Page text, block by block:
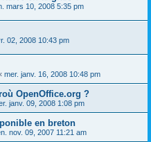
mars 10, 2008 5:35 pm
02, 2008 10:43 pm
mer. janv. 16, 2008 10:48 pm
OpenOffice.org ?
janv. 09, 2008 1:08 pm
en breton
nov. 09, 2007 11:21 am